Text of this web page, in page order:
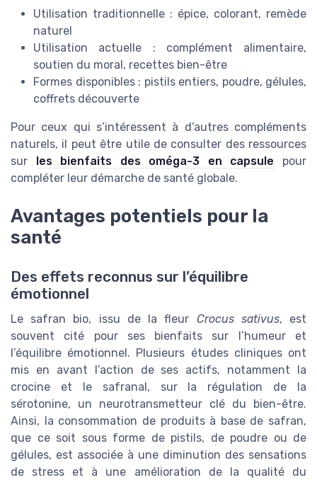
Utilisation traditionnelle : épice, colorant, remède
naturel
Utilisation actuelle : complément alimentaire,
soutien du moral, recettes bien-être
Formes disponibles : pistils entiers, poudre, gélules,
coffrets découverte
Pour ceux qui s’intéressent à d’autres compléments
naturels, il peut être utile de consulter des ressources
sur les bienfaits des oméga-3 en capsule pour
compléter leur démarche de santé globale.
Avantages potentiels pour la
santé
Des effets reconnus sur l’équilibre
émotionnel
Le safran bio, issu de la fleur Crocus sativus, est
souvent cité pour ses bienfaits sur l’humeur et
l’équilibre émotionnel. Plusieurs études cliniques ont
mis en avant l’action de ses actifs, notamment la
crocine et le safranal, sur la régulation de la
sérotonine, un neurotransmetteur clé du bien-être.
Ainsi, la consommation de produits à base de safran,
que ce soit sous forme de pistils, de poudre ou de
gélules, est associée à une diminution des sensations
de stress et à une amélioration de la qualité du